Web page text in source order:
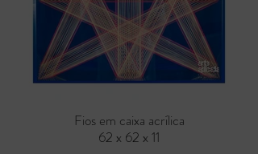
Fios em caixa acrílica
62 x 62 x 11